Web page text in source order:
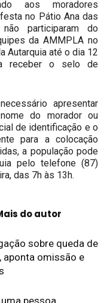
aos moradores
no Pátio Ana das
participaram do
da AMMPLA no
Autarquia até o dia 12
receber o selo de
apresentar
do morador ou
de identificação e o
para a colocação
a população pode
pelo telefone (87)
das 7h às 13h.
do autor
sobre queda de
aponta omissão e